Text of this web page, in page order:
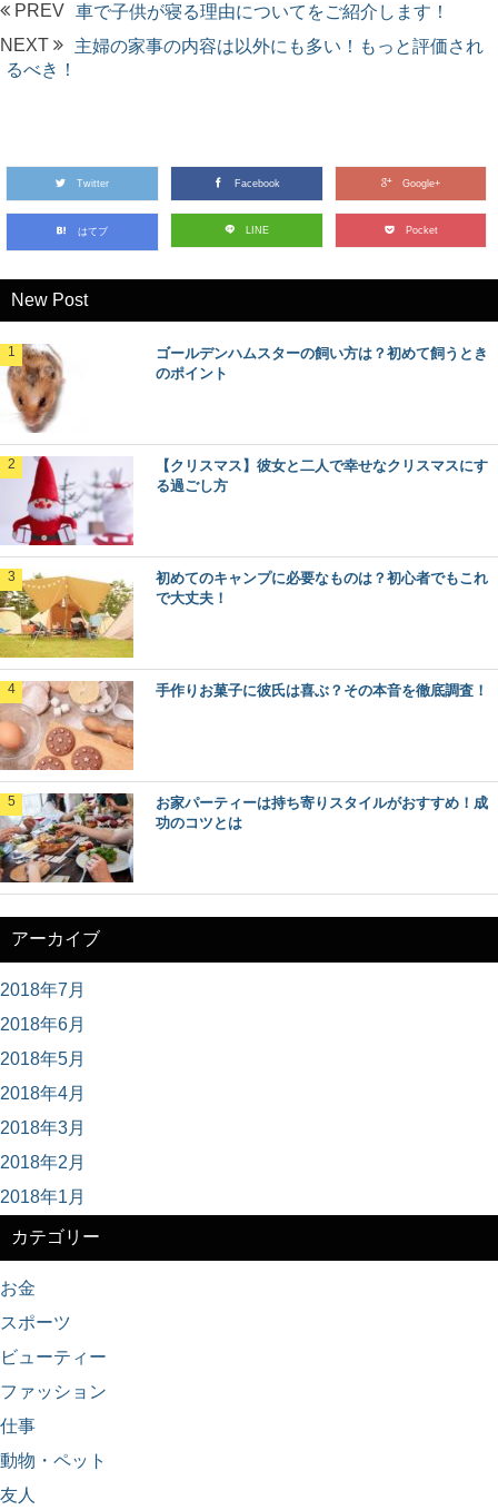
PREV 車で子供が寝る理由についてをご紹介します！
NEXT
主婦の家事の内容は以外にも多い！もっと評価され
るべき！
Twitter Facebook Google+
はてブ LINE Pocket
New Post
ゴールデンハムスターの飼い方は？初めて飼うとき
のポイント
【クリスマス】彼女と二人で幸せなクリスマスにす
る過ごし方
初めてのキャンプに必要なものは？初心者でもこれ
で大丈夫！
手作りお菓子に彼氏は喜ぶ？その本音を徹底調査！
お家パーティーは持ち寄りスタイルがおすすめ！成
功のコツとは
アーカイブ
2018年7月
2018年6月
2018年5月
2018年4月
2018年3月
2018年2月
2018年1月
カテゴリー
お金
スポーツ
ビューティー
ファッション
仕事
動物・ペット
友人